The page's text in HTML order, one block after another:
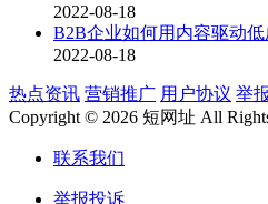
2022-08-18
B2B企业如何用内容驱动低
2022-08-18
热点资讯 营销推广 用户协议 举
Copyright © 2026 短网址 All
联系我们
举报投诉